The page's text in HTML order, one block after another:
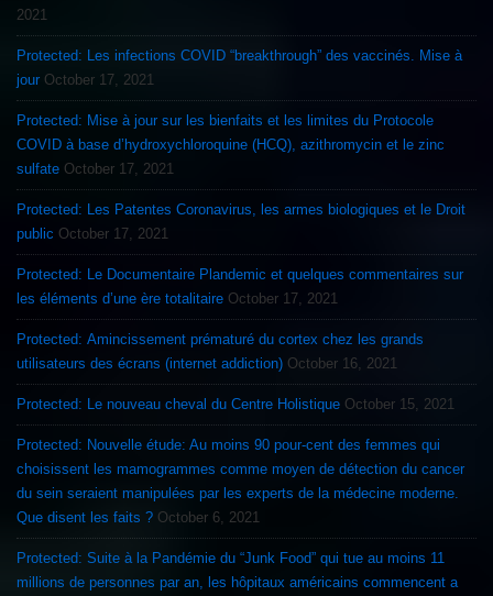
2021
Protected: Les infections COVID “breakthrough” des vaccinés. Mise à
jour October 17, 2021
Protected: Mise à jour sur les bienfaits et les limites du Protocole
COVID à base d’hydroxychloroquine (HCQ), azithromycin et le zinc
sulfate October 17, 2021
Protected: Les Patentes Coronavirus, les armes biologiques et le Droit
public October 17, 2021
Protected: Le Documentaire Plandemic et quelques commentaires sur
les éléments d’une ère totalitaire October 17, 2021
Protected: Amincissement prématuré du cortex chez les grands
utilisateurs des écrans (internet addiction) October 16, 2021
Protected: Le nouveau cheval du Centre Holistique October 15, 2021
Protected: Nouvelle étude: Au moins 90 pour-cent des femmes qui
choisissent les mamogrammes comme moyen de détection du cancer
du sein seraient manipulées par les experts de la médecine moderne.
Que disent les faits ? October 6, 2021
Protected: Suite à la Pandémie du “Junk Food” qui tue au moins 11
millions de personnes par an, les hôpitaux américains commencent a